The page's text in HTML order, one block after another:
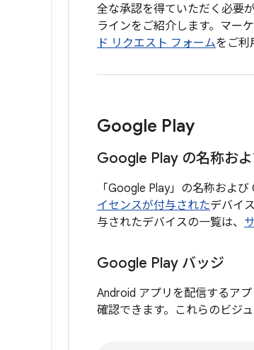
全な承認を得ていただく必要
ラインをご紹介します。マー
ド リクエスト フォームをご利
Google Play
Google Play の名称お
「Google Play」の名称およ
イセンスが付与されたデバイ
与されたデバイスの一覧は、
Google Play バッジ
Android アプリを配信するア
確認できます。これらのビジ